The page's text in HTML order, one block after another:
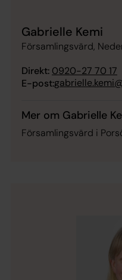
Gabrielle Kemi
Församlingsvärd,
Direkt: 0920-27 70 17
E-post:
Mer om Gabrielle
Församlingsvärd i